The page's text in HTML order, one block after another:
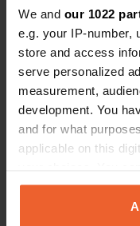
We and our 1022
e.g. your IP-number,
store and access
serve personalized
measurement,
development. You
and for what
applicable on this
any time from the
the Privacy trigger
Contact
Locatie
Dumfries,